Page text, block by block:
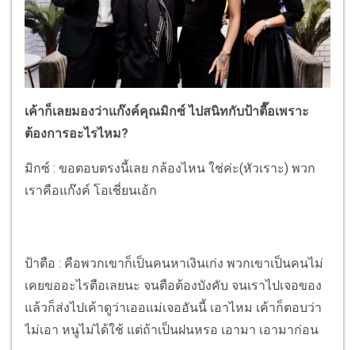
เค้าก็เลยมองว่าแก๊งค์คุณมิกซ์ ไปสนิทกับป้าตื๊อเพราะ
ต้องการอะไรไหม?
มิกซ์ : ขอตอบตรงนี้เลย กล้องไหน ใช่ค่ะ(หัวเราะ) พวก
เราคือแก๊งค์ โอเชี่ยนเอ้ก
ป้าตือ : คือพวกเขาก็เป็นคนหาเงินเก่ง พวกเขาเป็นคนไม่
เคยขออะไรตือเลยนะ จนตือต้องบังคับ จนเราไปเจอของ
แล้วก็ส่งไปเค้าดูว่าเออแม่เจออันนี้ เอาไหม เค้าก็ตอบว่า
ไม่เอา หนูไม่ได้ใช้ แต่ถ้าเป็นฝนหรอ เอามา เอามาก่อน